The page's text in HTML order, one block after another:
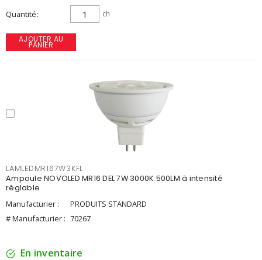
Quantité ch
AJOUTER AU
PANIER
LAMLEDMR167W3KFL
Ampoule NOVOLED MR16 DEL 7W 3000K 500LM à intensité
réglable
Manufacturier :
PRODUITS STANDARD
# Manufacturier : 70267
En inventaire